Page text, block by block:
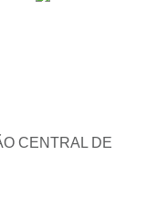
CENTRAL DE